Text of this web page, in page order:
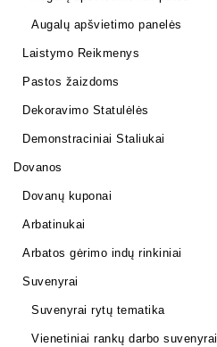
Augalų apšvietimo panelės
Laistymo Reikmenys
Pastos žaizdoms
Dekoravimo Statulėlės
Demonstraciniai Staliukai
Dovanos
Dovanų kuponai
Arbatinukai
Arbatos gėrimo indų rinkiniai
Suvenyrai
Suvenyrai rytų tematika
Vienetiniai rankų darbo suvenyrai